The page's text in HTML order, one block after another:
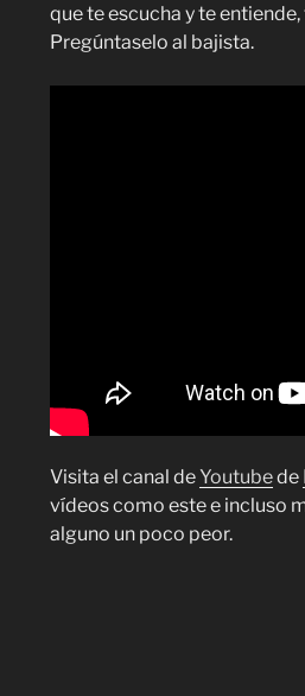
que te escucha y te
Pregúntaselo al bajista.
Visita el canal deYoutubede
vídeos como este e incluso
alguno un poco peor.